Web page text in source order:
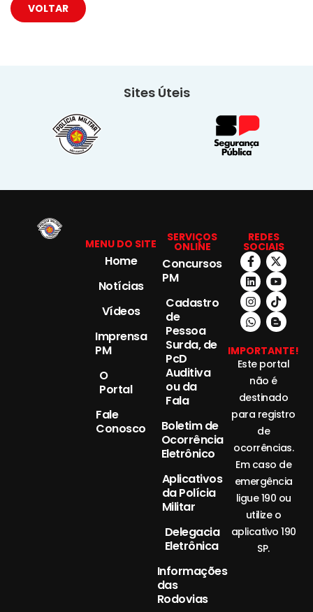
VOLTAR
Sites Úteis
MENU DO SITE
Home
Notícias
Vídeos
Imprensa
PM
O
Portal
Fale
Conosco
SERVIÇOS
ONLINE
Concursos
PM
Cadastro
de
Pessoa
Surda, de
PcD
Auditiva
ou da
Fala
Boletim de
Ocorrência
Eletrônico
Aplicativos
da Polícia
Militar
Delegacia
Eletrônica
Informações
das
Rodovias
REDES
SOCIAIS
IMPORTANTE!
Este portal
não é
destinado
para registro
de
ocorrências.
Em caso de
emergência
ligue 190 ou
utilize o
aplicativo 190
SP.